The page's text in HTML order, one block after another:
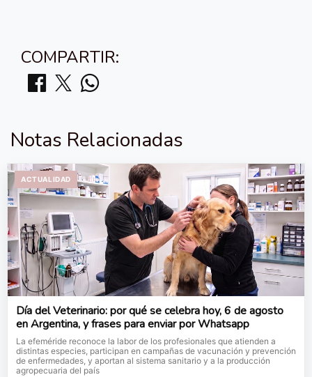
COMPARTIR:
Notas Relacionadas
ACTUALIDAD
Día del Veterinario: por qué se celebra hoy, 6 de agosto
en Argentina, y frases para enviar por Whatsapp
La efeméride reconoce la labor de los profesionales que atienden a
distintas especies, participan en campañas de vacunación y prevención
de enfermedades, y aportan al sistema sanitario y a la producción
agropecuaria del país